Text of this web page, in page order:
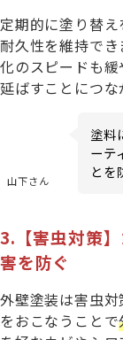
定期的に塗り替
耐久性を維持で
化のスピードも
延ばすことにつな
山下さん
塗料
ーテ
とを
3.【害虫対策
害を防ぐ
外壁塗装は害虫
をおこなうことで